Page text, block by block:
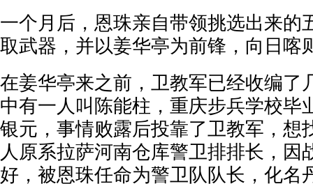
一个月后，恩珠亲自带领挑选出来的
取武器，并以姜华亭为前锋，向日喀
在姜华亭来之前，卫教军已经收编了
中有一人叫陈能柱，重庆步兵学校毕
银元，事情败露后投靠了卫教军，想
人原系拉萨河南仓库警卫排排长，因
好，被恩珠任命为警卫队队长，化名